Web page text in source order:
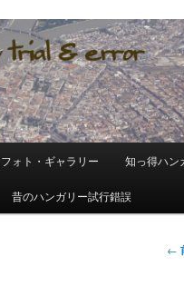
フォト・ギャラリー 知っ得ハン
昔のハンガリー試行錯誤
投
←